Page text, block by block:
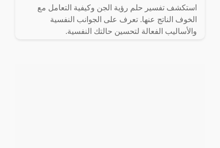
استكشف تفسير حلم رؤية الجن وكيفية التعامل مع
الخوف الناتج عنها. تعرف على الجوانب النفسية
والأساليب الفعالة لتحسين حالتك النفسية.